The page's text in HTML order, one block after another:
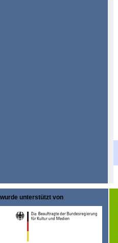
wurde unterstützt von